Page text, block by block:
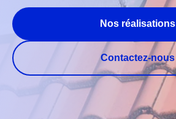
Nos réalisations
Contactez-nous